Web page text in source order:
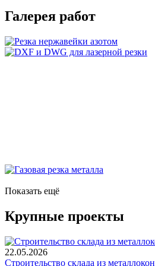
Галерея работ
Показать ещё
Крупные проекты
22.05.2026
Строительство склада из